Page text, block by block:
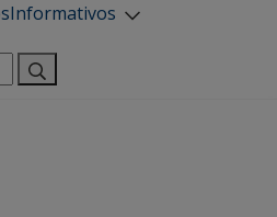
Informativos